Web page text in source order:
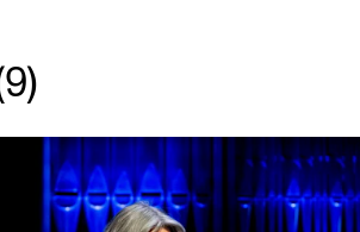
og arrangementer
markedsføring
og arrangementer